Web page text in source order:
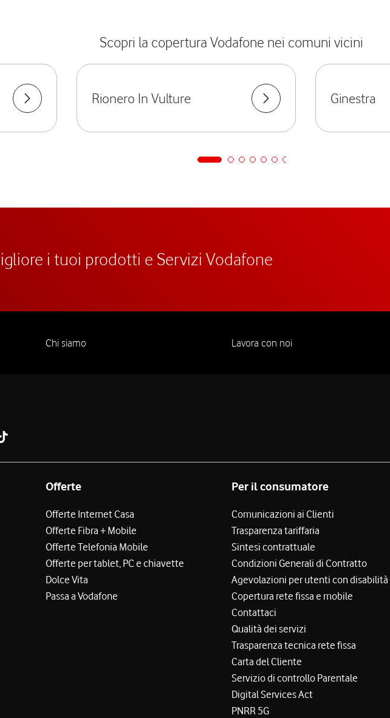
Scopri la copertura Vodafone nei comuni vicini
Rionero In Vulture Ginestra
i tuoi prodotti e Servizi Vodafone
Chi siamo Lavora con noi
Offerte
Offerte Internet Casa
Offerte Fibra + Mobile
Offerte Telefonia Mobile
Offerte per tablet, PC e chiavette
Dolce Vita
Passa a Vodafone
Per il consumatore
Comunicazioni ai Clienti
Trasparenza tariffaria
Sintesi contrattuale
Condizioni Generali di Contratto
Agevolazioni per utenti con disabilità
Copertura rete fissa e mobile
Contattaci
Qualità dei servizi
Trasparenza tecnica rete fissa
Carta del Cliente
Servizio di controllo Parentale
Digital Services Act
PNRR 5G